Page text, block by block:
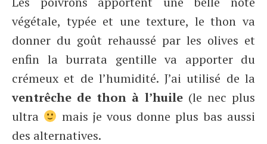
végétale, typée et une texture, le thon va
donner du goût rehaussé par les olives et
enfin la burrata gentille va apporter du
crémeux et de l’humidité. J’ai utilisé de la
ventrêche de thon à l’huile(le nec plus
ultra
mais je vous donne plus bas aussi
des alternatives.